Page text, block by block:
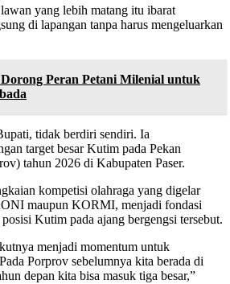
yang lebih matang itu ibarat
di lapangan tanpa harus mengeluarkan
Peran Petani Milenial untuk
tidak berdiri sendiri. Ia
target besar Kutim pada Pekan
tahun 2026 di Kabupaten Paser.
kompetisi olahraga yang digelar
maupun KORMI, menjadi fondasi
Kutim pada ajang bergengsi tersebut.
menjadi momentum untuk
Porprov sebelumnya kita berada di
depan kita bisa masuk tiga besar,”